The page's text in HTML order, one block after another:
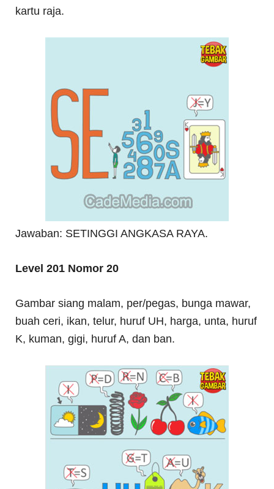
kartu raja.
Jawaban: SETINGGI ANGKASA RAYA.
Level 201 Nomor 20
Gambar siang malam, per/pegas, bunga mawar,
buah ceri, ikan, telur, huruf UH, harga, unta, huruf
K, kuman, gigi, huruf A, dan ban.